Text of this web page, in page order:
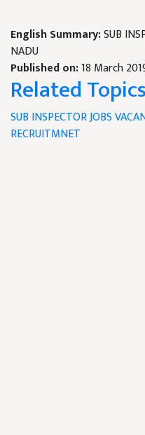
English Summary:SUB
NADU
Published on:18 March
Related Topics
SUB INSPECTORJOBS
RECRUITMNET